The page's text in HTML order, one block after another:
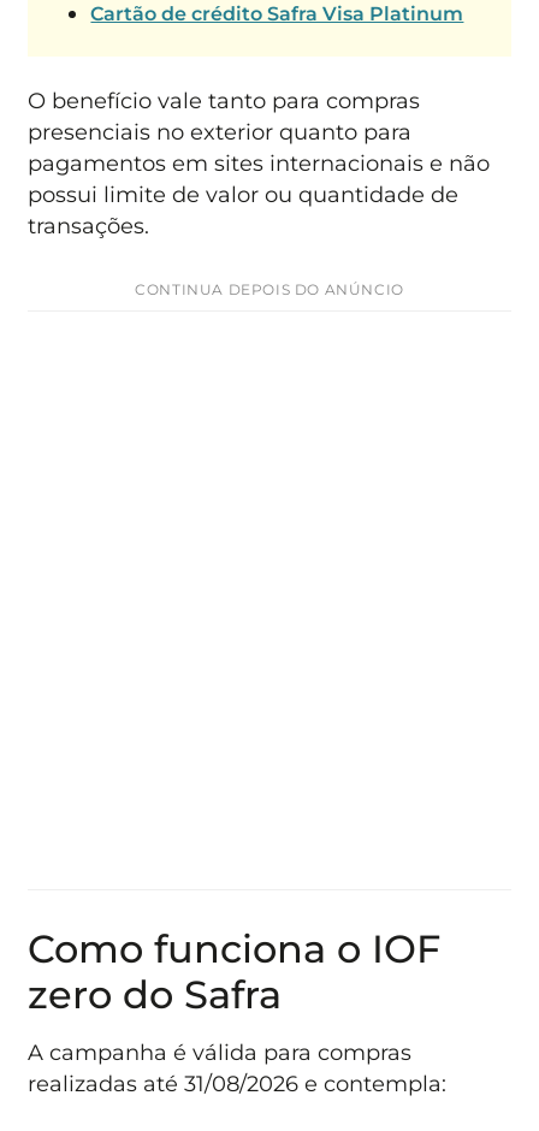
Cartão de crédito Safra Visa Platinum
O benefício vale tanto para compras
presenciais no exterior quanto para
pagamentos em sites internacionais e não
possui limite de valor ou quantidade de
transações.
CONTINUA DEPOIS DO ANÚNCIO
Como funciona o IOF
zero do Safra
A campanha é válida para compras
realizadas até 31/08/2026 e contempla: